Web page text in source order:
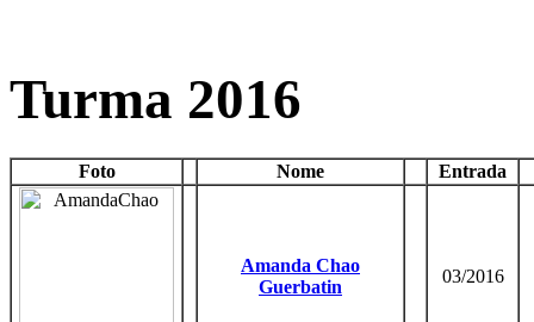
Turma 2016
Foto Nome Entrada
Amanda Chao
Guerbatin
03/2016